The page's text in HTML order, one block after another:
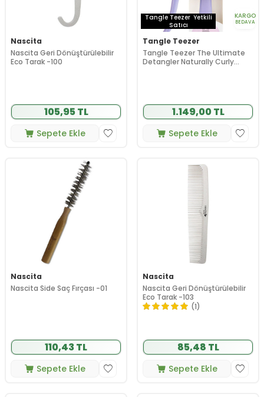
Nascita
Nascita Geri Dönüştürülebilir
Eco Tarak -100
105,95 TL
Sepete Ekle
Tangle Teezer Yetkili
Satıcı
KARGO
BEDAVA
Tangle Teezer
Tangle Teezer The Ultimate
Detangler Naturally Curly
1.149,00 TL
Sepete Ekle
Nascita
Nascita Side Saç Fırçası -01
110,43 TL
Sepete Ekle
Nascita
Nascita Geri Dönüştürülebilir
Eco Tarak -103
(1)
85,48 TL
Sepete Ekle